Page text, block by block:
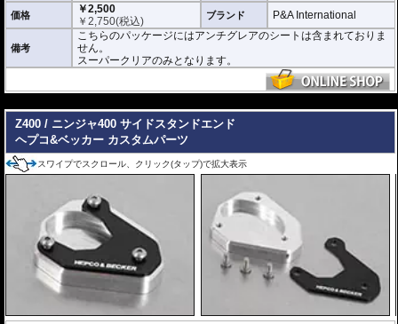
価格
￥2,500
￥2,750(税込) ブランド P&A International
備考
こちらのパッケージにはアンチグレアのシートは含まれておりま
せん。
スーパークリアのみとなります。
Z400 / ニンジャ400 サイドスタンドエンド
ヘプコ&ベッカー カスタムパーツ
スワイプでスクロール、クリック(タップ)で拡大表示